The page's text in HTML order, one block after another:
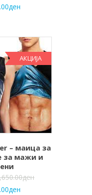
ден
АКЦИЈА
– маица за
за мажи и
ден
ден